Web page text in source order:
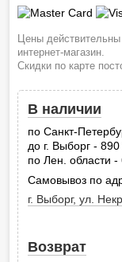
Цены
интернет-магазин.
Скидки по карте
В наличии
по Санкт-
до г. Выборг - 890
по Лен. области -
Самовывоз по
г. Выборг, ул.
Возврат